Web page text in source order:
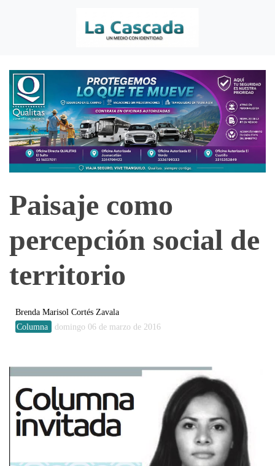
Paisaje como
percepción social de
territorio
Brenda Marisol Cortés Zavala
Columna
domingo 06 de marzo de 2016